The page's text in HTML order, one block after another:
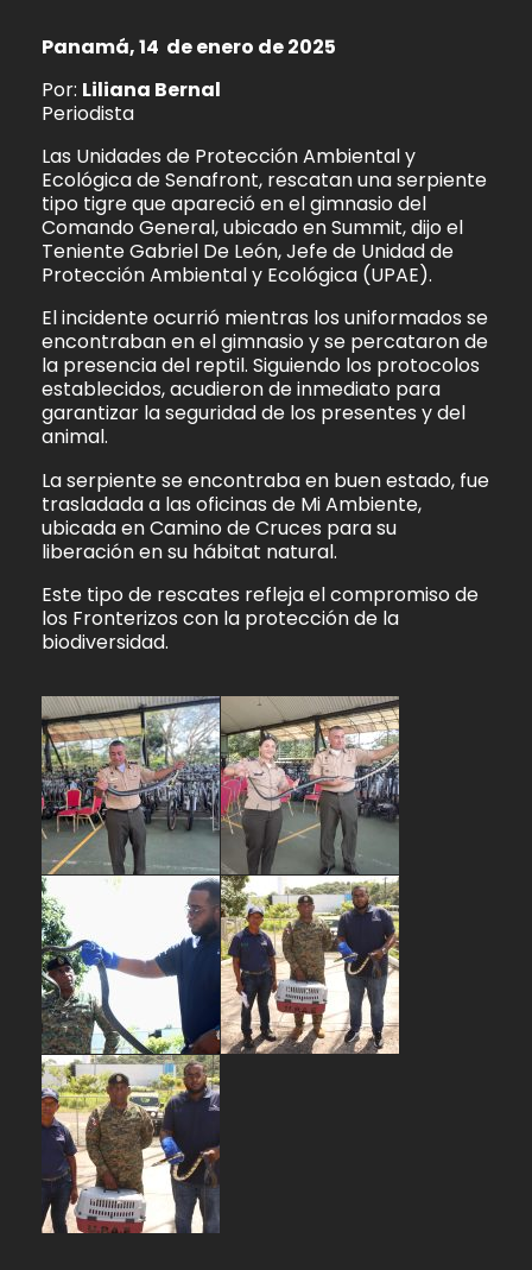
Panamá, 14 de enero de 2025
Por: Liliana Bernal
Periodista
Las Unidades de Protección Ambiental y
Ecológica de Senafront, rescatan una serpiente
tipo tigre que apareció en el gimnasio del
Comando General, ubicado en Summit, dijo el
Teniente Gabriel De León, Jefe de Unidad de
Protección Ambiental y Ecológica (UPAE).
El incidente ocurrió mientras los uniformados se
encontraban en el gimnasio y se percataron de
la presencia del reptil. Siguiendo los protocolos
establecidos, acudieron de inmediato para
garantizar la seguridad de los presentes y del
animal.
La serpiente se encontraba en buen estado, fue
trasladada a las oficinas de Mi Ambiente,
ubicada en Camino de Cruces para su
liberación en su hábitat natural.
Este tipo de rescates refleja el compromiso de
los Fronterizos con la protección de la
biodiversidad.